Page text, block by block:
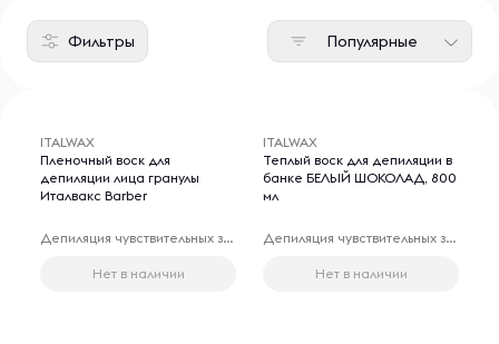
Фильтры Популярные
ITALWAX
Пленочный воск для
депиляции лица гранулы
Италвакс Barber
Депиляция чувствительных зон
Нет в наличии
ITALWAX
Теплый воск для депиляции в
банке БЕЛЫЙ ШОКОЛАД, 800
мл
Депиляция чувствительных зон
Нет в наличии